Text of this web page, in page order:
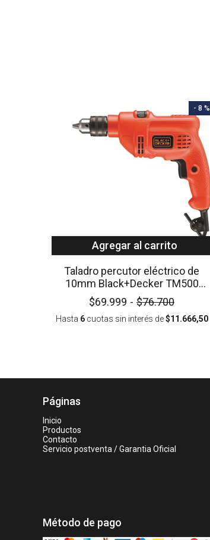
- 8 %
Agregar al carrito
Taladro percutor eléctrico de
10mm Black+Decker TM500
500W
$69.999 - $76.700
Hasta 6cuotas sin interés de$11.666,50
Páginas
Inicio
Productos
Contacto
Servicio postventa / Garantia Oficial
Método de pago